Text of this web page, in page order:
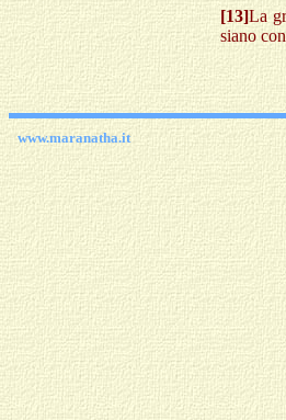
[13]La
siano
www.maranatha.it